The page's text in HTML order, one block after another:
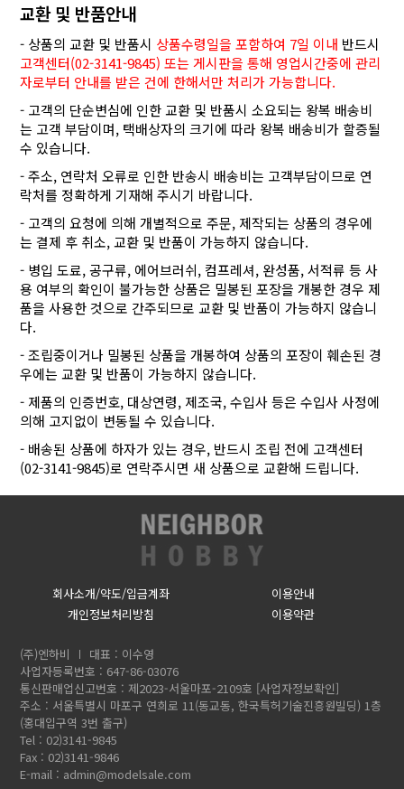
교환 및 반품안내
- 상품의 교환 및 반품시 상품수령일을 포함하여 7일 이내 반드시
고객센터(02-3141-9845) 또는 게시판을 통해 영업시간중에 관리
자로부터 안내를 받은 건에 한해서만 처리가 가능합니다.
- 고객의 단순변심에 인한 교환 및 반품시 소요되는 왕복 배송비
는 고객 부담이며, 택배상자의 크기에 따라 왕복 배송비가 할증될
수 있습니다.
- 주소, 연락처 오류로 인한 반송시 배송비는 고객부담이므로 연
락처를 정확하게 기재해 주시기 바랍니다.
- 고객의 요청에 의해 개별적으로 주문, 제작되는 상품의 경우에
는 결제 후 취소, 교환 및 반품이 가능하지 않습니다.
- 병입 도료, 공구류, 에어브러쉬, 컴프레셔, 완성품, 서적류 등 사
용 여부의 확인이 불가능한 상품은 밀봉된 포장을 개봉한 경우 제
품을 사용한 것으로 간주되므로 교환 및 반품이 가능하지 않습니
다.
- 조립중이거나 밀봉된 상품을 개봉하여 상품의 포장이 훼손된 경
우에는 교환 및 반품이 가능하지 않습니다.
- 제품의 인증번호, 대상연령, 제조국, 수입사 등은 수입사 사정에
의해 고지없이 변동될 수 있습니다.
- 배송된 상품에 하자가 있는 경우, 반드시 조립 전에 고객센터
(02-3141-9845)로 연락주시면 새 상품으로 교환해 드립니다.
회사소개/약도/입금계좌
이용안내
개인정보처리방침
이용약관
(주)엔하비
대표 : 이수영
사업자등록번호 : 647-86-03076
통신판매업신고번호 : 제2023-서울마포-2109호 [사업자정보확인]
주소 : 서울특별시 마포구 연희로 11(동교동, 한국특허기술진흥원빌딩) 1층
(홍대입구역 3번 출구)
Tel : 02)3141-9845
Fax : 02)3141-9846
E-mail : admin@modelsale.com